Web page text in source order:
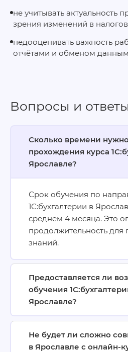
не учитывать актуальность
зрения изменений в
недооценивать важность
отчётами и обменом
Вопросы и ответы
Сколько времени
прохождения курса
Ярославле?
Срок обучения по
1С:бухгалтерии в
среднем 4 месяца. Это
продолжительность для
знаний.
Предоставляется ли
обучения
Ярославле?
Не будет ли сложно
в Ярославле с онлайн-